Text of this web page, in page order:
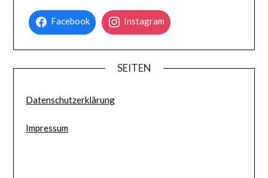
Facebook Instagram
SEITEN
Datenschutzerklärung
Impressum